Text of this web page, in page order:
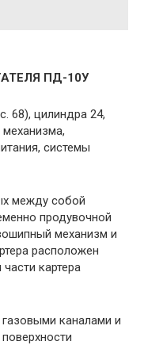
ПД-10У
68), цилиндра 24,
системы
между собой
продувочной
механизм и
расположен
картера
каналами и